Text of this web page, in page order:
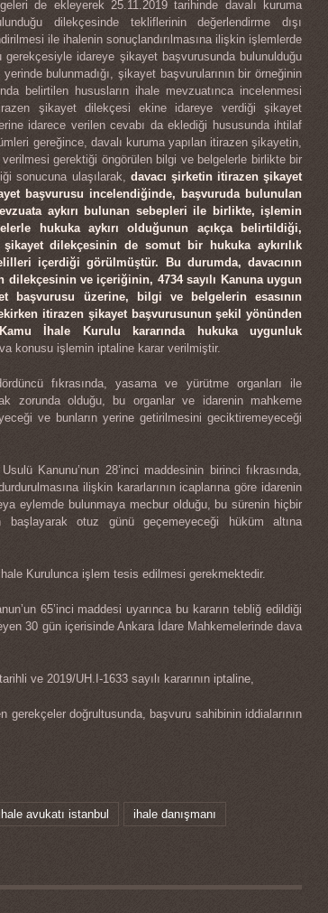
de ekleyerek 25.11.2019 tarihinde davalı kuruma
dilekçesinde tekliflerinin değerlendirme dışı
ile ihalenin sonuçlandırılmasına ilişkin işlemlerde
gerekçesiyle idareye şikayet başvurusunda bulunulduğu
bulunmadığı, şikayet başvurularının bir örneğinin
belirtilen hususların ihale mevzuatınca incelenmesi
şikayet dilekçesi ekine idareye verdiği şikayet
idarece verilen cevabı da eklediği hususunda ihtilaf
gereğince, davalı kuruma yapılan itirazen şikayetin,
gerektiği öngörülen bilgi ve belgelerle birlikte bir
sonucuna ulaşılarak, davacı şirketin itirazen şikayet
başvurusu incelendiğinde, başvuruda bulunulan
aykırı bulunan sebepleri ile birlikte, işlemin
hukuka aykırı olduğunun açıkça belirtildiği,
dilekçesinin de somut bir hukuka aykırılık
içerdiği görülmüştür. Bu durumda, davacının
ve içeriğinin, 4734 sayılı Kanuna uygun
başvurusu üzerine, bilgi ve belgelerin esasının
itirazen şikayet başvurusunun şekil yönünden
İhale Kurulu kararında hukuka uygunluk
konusu işlemin iptaline karar verilmiştir.
fıkrasında, yasama ve yürütme organları ile
zorunda olduğu, bu organlar ve idarenin mahkeme
ve bunların yerine getirilmesini geciktiremeyeceği
Kanunu’nun 28’inci maddesinin birinci fıkrasında,
ilişkin kararlarının icaplarına göre idarenin
eylemde bulunmaya mecbur olduğu, bu sürenin hiçbir
başlayarak otuz günü geçemeyeceği hüküm altına
Kurulunca işlem tesis edilmesi gerekmektedir.
65’inci maddesi uyarınca bu kararın tebliğ edildiği
30 gün içerisinde Ankara İdare Mahkemelerinde dava
ve 2019/UH.I-1633 sayılı kararının iptaline,
gerekçeler doğrultusunda, başvuru sahibinin iddialarının
avukatı istanbul ihale danışmanı